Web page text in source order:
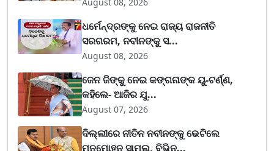
ଧର୍ମେନ୍ଦ୍ରଙ୍କୁ ନେଇ ରାଜ୍ୟ ରାଜନୀତି
ସରଗରମ, ନବୀନଙ୍କୁ ସ...
August 08, 2026
ଜେନ ଜିଙ୍କୁ ନେଇ କଙ୍ଗନାଙ୍କ ୟୁ-ଟର୍ଣ୍ଣ,
କହିଲେ- ଆଜିର ଯୁ...
August 07, 2026
ଦିଲ୍ଲୀରେ ନୀତିନ ନବୀନଙ୍କୁ ଭେଟିଲେ
ମନମୋହନ ସାମଲ, ବିଭିନ...